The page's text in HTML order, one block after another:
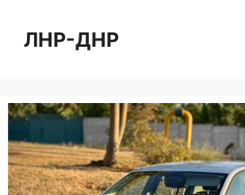
содержимому
ЛНР-ДНР